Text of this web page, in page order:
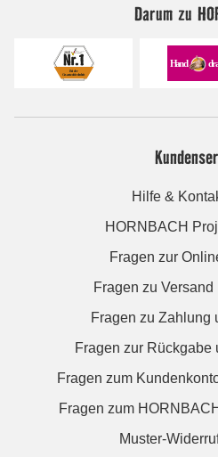
Darum zu
Hilfe &
HORNBACH
Fragen zur
Fragen zu
Fragen zu Zahlung
Fragen zur Rückgabe
Fragen zum
Fragen zum
Muster-